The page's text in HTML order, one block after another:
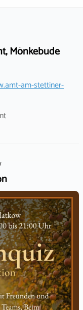
Mönkebude
am-stettiner-